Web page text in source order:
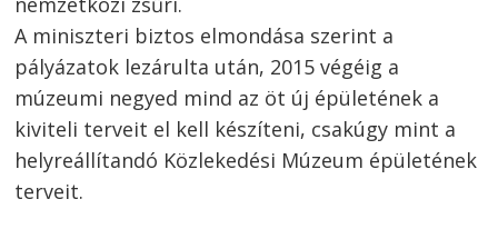
A miniszteri biztos elmondása szerint a
pályázatok lezárulta után, 2015 végéig a
múzeumi negyed mind az öt új épületének a
kiviteli terveit el kell készíteni, csakúgy mint a
helyreállítandó Közlekedési Múzeum épületének
terveit.